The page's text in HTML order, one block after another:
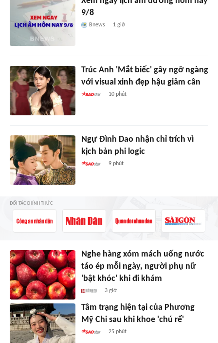
9/8
Bnews 1 giờ
Trúc Anh 'Mắt biếc' gây ngỡ ngàng
với visual xinh đẹp hậu giảm cân
10 phút
Ngự Đình Dao nhận chỉ trích vì
kịch bản phi logic
9 phút
ĐỐI TÁC CHÍNH THỨC
Nghe hàng xóm mách uống nước
táo ép mỗi ngày, người phụ nữ
'bật khóc' khi đi khám
3 giờ
Tâm trạng hiện tại của Phương
Mỹ Chi sau khi khoe 'chú rể'
25 phút